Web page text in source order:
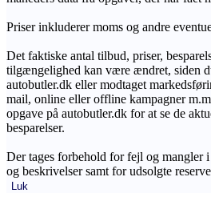
Priser inkluderer moms og andre
Det faktiske antal tilbud, priser,
tilgængelighed kan være ændret, siden
autobutler.dk eller modtaget
mail, online eller offline kampagner
opgave på autobutler.dk for at se de
besparelser.
Der tages forbehold for fejl og mangler
og beskrivelser samt for udsolgte
Luk